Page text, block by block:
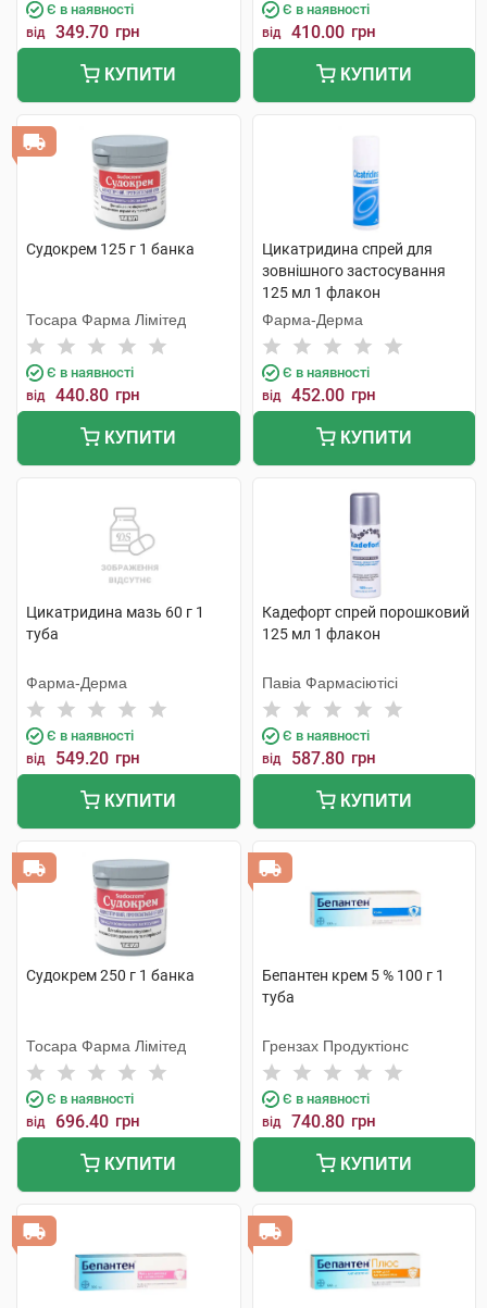
Є в наявності
від 349.70 грн
КУПИТИ
Є в наявності
від 410.00 грн
КУПИТИ
Судокрем 125 г 1 банка
Тосара Фарма Лімітед
Є в наявності
від 440.80 грн
КУПИТИ
Цикатридина спрей для
зовнішного застосування
125 мл 1 флакон
Фарма-Дерма
Є в наявності
від 452.00 грн
КУПИТИ
Цикатридина мазь 60 г 1
туба
Фарма-Дерма
Є в наявності
від 549.20 грн
КУПИТИ
Кадефорт спрей порошковий
125 мл 1 флакон
Павіа Фармасіютісі
Є в наявності
від 587.80 грн
КУПИТИ
Судокрем 250 г 1 банка
Тосара Фарма Лімітед
Є в наявності
від 696.40 грн
КУПИТИ
Бепантен крем 5 % 100 г 1
туба
Грензах Продуктіонс
Є в наявності
від 740.80 грн
КУПИТИ